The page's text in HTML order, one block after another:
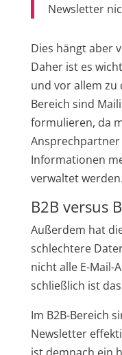
Newsletter
Dies hängt aber
Daher ist es
und vor allem zu
Bereich sind
formulieren, da
Informationen
verwaltet werden.
B2B versus
Außerdem hat
schlechtere
nicht alle E-Mail-
schließlich ist
Im B2B-Bereich
Newsletter